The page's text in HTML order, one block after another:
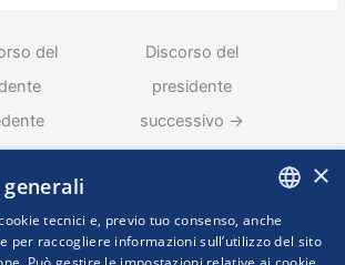
del
Discorso del
presidente
successivo →
ITALIAN
×
tecnici e, previo tuo consenso, anche
per raccogliere informazioni sull’utilizzo del sito